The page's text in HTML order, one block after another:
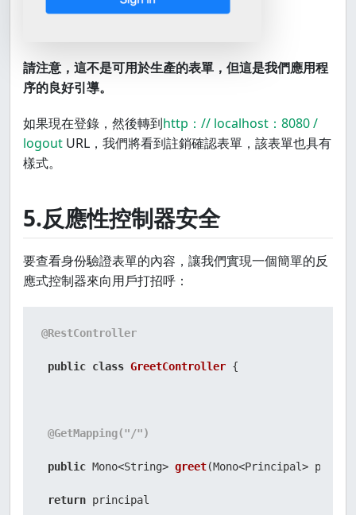
請注意，這不是可用於生產的表單，但這是我們應用程
序的良好引導。
如果現在登錄，然後轉到http：// localhost：8080 /
logout URL，我們將看到註銷確認表單，該表單也具有
樣式。
5.反應性控制器安全
要查看身份驗證表單的內容，讓我們實現一個簡單的反
應式控制器來向用戶打招呼：
@RestController
public class GreetController {
@GetMapping("/")
public Mono<String> greet(Mono<Principal>
return principal